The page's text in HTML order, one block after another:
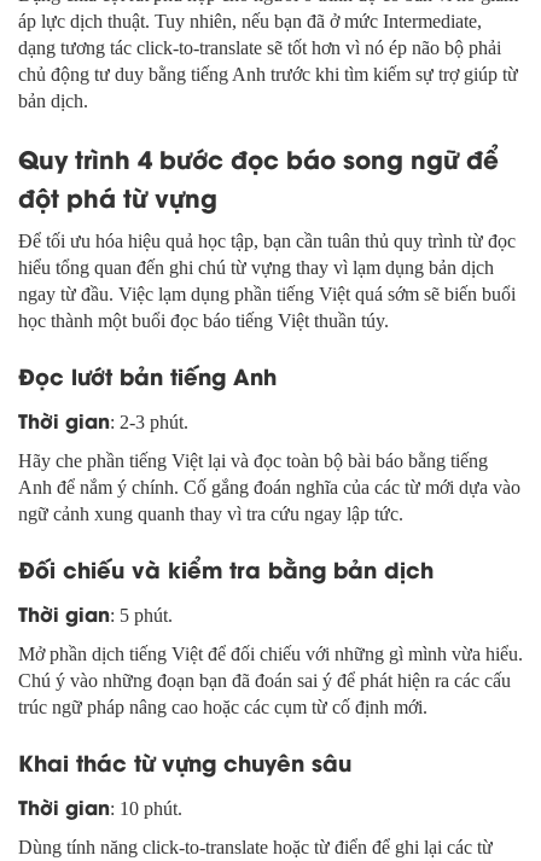
áp lực dịch thuật. Tuy nhiên, nếu bạn đã ở mức Intermediate,
dạng tương tác click-to-translate sẽ tốt hơn vì nó ép não bộ phải
chủ động tư duy bằng tiếng Anh trước khi tìm kiếm sự trợ giúp từ
bản dịch.
Quy trình 4 bước đọc báo song ngữ để
đột phá từ vựng
Để tối ưu hóa hiệu quả học tập, bạn cần tuân thủ quy trình từ đọc
hiểu tổng quan đến ghi chú từ vựng thay vì lạm dụng bản dịch
ngay từ đầu. Việc lạm dụng phần tiếng Việt quá sớm sẽ biến buổi
học thành một buổi đọc báo tiếng Việt thuần túy.
Đọc lướt bản tiếng Anh
Thời gian: 2-3 phút.
Hãy che phần tiếng Việt lại và đọc toàn bộ bài báo bằng tiếng
Anh để nắm ý chính. Cố gắng đoán nghĩa của các từ mới dựa vào
ngữ cảnh xung quanh thay vì tra cứu ngay lập tức.
Đối chiếu và kiểm tra bằng bản dịch
Thời gian: 5 phút.
Mở phần dịch tiếng Việt để đối chiếu với những gì mình vừa hiểu.
Chú ý vào những đoạn bạn đã đoán sai ý để phát hiện ra các cấu
trúc ngữ pháp nâng cao hoặc các cụm từ cố định mới.
Khai thác từ vựng chuyên sâu
Thời gian: 10 phút.
Dùng tính năng click-to-translate hoặc từ điển để ghi lại các từ